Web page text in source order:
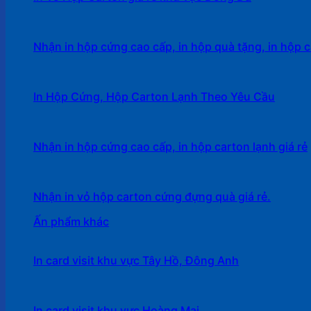
Nhận in hộp cứng cao cấp, in hộp quà tặng, in hộp
In Hộp Cứng, Hộp Carton Lạnh Theo Yêu Cầu
Nhận in hộp cứng cao cấp, in hộp carton lạnh giá rẻ
Nhận in vỏ hộp carton cứng đựng quà giá rẻ.
Ấn phẩm khác
In card visit khu vực Tây Hồ, Đông Anh